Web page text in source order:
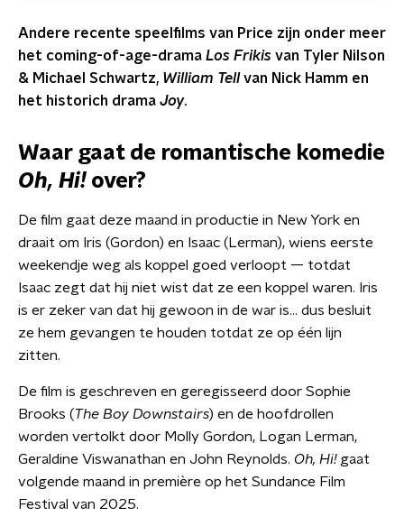
Andere recente speelfilms van Price zijn onder meer
het coming-of-age-drama Los Frikis van Tyler Nilson
& Michael Schwartz, William Tell van Nick Hamm en
het historich drama Joy.
Waar gaat de romantische komedie
Oh, Hi!over?
De film gaat deze maand in productie in New York en
draait om Iris (Gordon) en Isaac (Lerman), wiens eerste
weekendje weg als koppel goed verloopt — totdat
Isaac zegt dat hij niet wist dat ze een koppel waren. Iris
is er zeker van dat hij gewoon in de war is… dus besluit
ze hem gevangen te houden totdat ze op één lijn
zitten.
De film is geschreven en geregisseerd door Sophie
Brooks (The Boy Downstairs) en de hoofdrollen
worden vertolkt door Molly Gordon, Logan Lerman,
Geraldine Viswanathan en John Reynolds. Oh, Hi! gaat
volgende maand in première op het Sundance Film
Festival van 2025.